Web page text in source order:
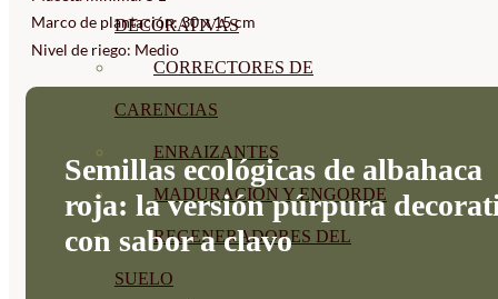
DECORATIVAS
CORRECTORES DE
CARENCIAS
ENRAIZANTES
MADURACIÓN Y ENGORDE
REGENERADORES DEL
SUELO
Marco de plantación: 30 x 15 cm
Nivel de riego: Medio
Semillas ecológicas de albahaca
roja: la versión púrpura
con sabor a clavo